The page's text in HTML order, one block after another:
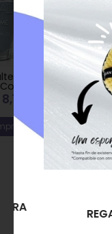
Crisnail Esmalte
Ludmila nº
Comprar
REGALO